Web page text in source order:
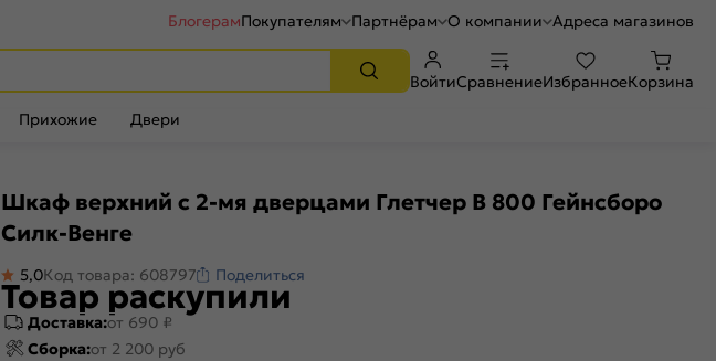
БлогерамПокупателям Партнёрам О компании Адреса магазинов
ВойтиСравнениеИзбранноеКорзина
Прихожие Двери
Шкаф верхний с 2-мя дверцами Глетчер В 800 Гейнсборо
Силк-Венге
5,0Код товара: 608797 Поделиться
Товар раскупили
Доставка:от 690 ₽
Сборка:от 2 200 руб